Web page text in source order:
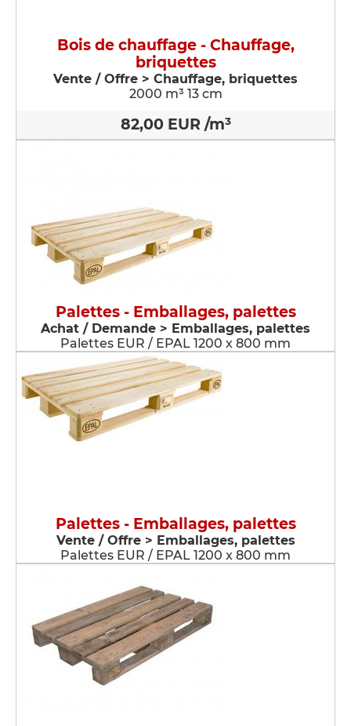
Bois de chauffage - Chauffage,
briquettes
Vente / Offre > Chauffage, briquettes
2000 m³ 13 cm
82,00 EUR /m³
Palettes - Emballages, palettes
Achat / Demande > Emballages, palettes
Palettes EUR / EPAL 1200 x 800 mm
Palettes - Emballages, palettes
Vente / Offre > Emballages, palettes
Palettes EUR / EPAL 1200 x 800 mm